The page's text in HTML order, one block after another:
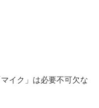
イク」は必要不可欠な